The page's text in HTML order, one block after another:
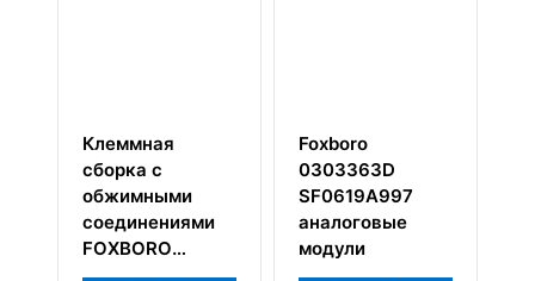
Клеммная
сборка с
обжимными
соединениями
FOXBORO
P0916CA
Foxboro
0303363D
SF0619A997
аналоговые
модули